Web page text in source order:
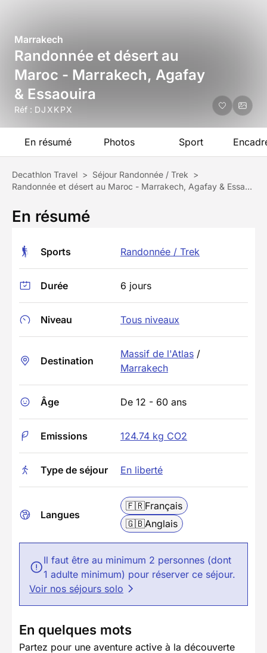
Marrakech
Randonnée et désert au
Maroc - Marrakech, Agafay
& Essaouira
Réf : DJXKPX
En résumé Photos Sport
Decathlon Travel > Séjour Randonnée / Trek >
Randonnée et désert au Maroc - Marrakech, Agafay & Essaouira
En résumé
Sports Randonnée / Trek
Durée 6 jours
Niveau Tous niveaux
Destination
Massif de l'Atlas /
Marrakech
Âge De 12 - 60 ans
Emissions 124.74 kg CO2
Type de séjour En liberté
Langues
🇫🇷Français
🇬🇧Anglais
Il faut être au minimum 2 personnes (dont
1 adulte minimum) pour réserver ce séjour.
Voir nos séjours solo
En quelques mots
Partez pour une aventure active à la découverte